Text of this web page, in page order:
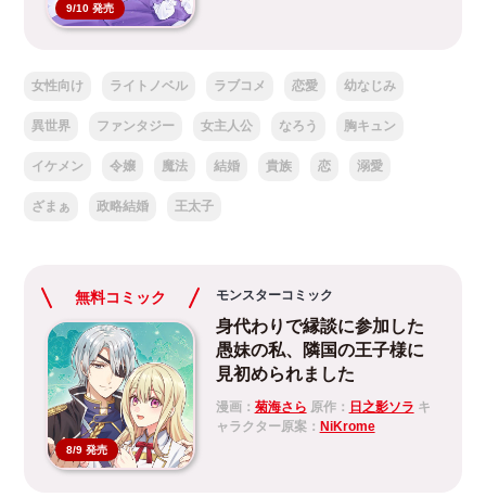
9/10 発売
女性向け ライトノベル ラブコメ 恋愛 幼なじみ
異世界 ファンタジー 女主人公 なろう 胸キュン
イケメン 令嬢 魔法 結婚 貴族 恋 溺愛
ざまぁ 政略結婚 王太子
無料コミック
8/9 発売
モンスターコミック
身代わりで縁談に参加した
愚妹の私、隣国の王子様に
見初められました
漫画： 菊海さら 原作： 日之影ソラ キ
ャラクター原案： NiKrome